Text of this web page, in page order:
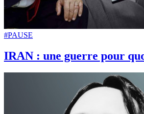
#PAUSE
IRAN : une guerre pour